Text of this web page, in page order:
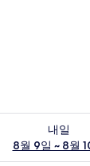
내일
8월 9일 ~ 8월
가능 여부 확인